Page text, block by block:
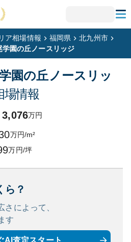
ア相場情報 福岡県
北九州市
学園の丘ノースリッジ
園の丘ノースリッ
場情報
3,076万円
万円/m²
万円/坪
ら？
さによって、
す
AI査定スタート